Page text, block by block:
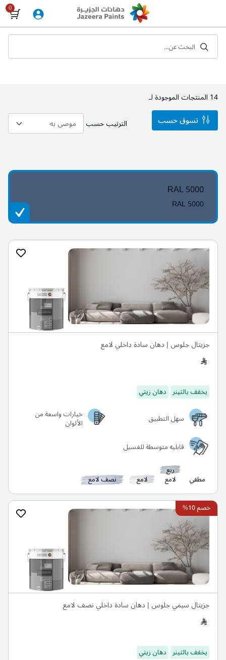
Content
البحث عن...
14 المنتجات الموجودة لـ
الترتيب حسب
RAL 5000
RAL 5000
جزيتال جلوس | دهان سادة داخلي لامع
يخفف بالثينر دهان زيتي
سهل التطبيق
خيارات واسعة من
الألوان
قابليه متوسطة للغسيل
مطفي
ربع
لامع لامع نصف لامع
خصم 10%
جزيتال سيمي جلوس | دهان سادة داخلي نصف لامع
يخفف بالثينر دهان زيتي
تسوق حسب